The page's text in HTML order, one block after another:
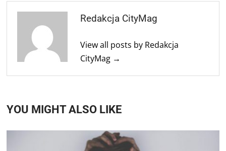
Redakcja CityMag
View all posts by Redakcja
CityMag →
YOU MIGHT ALSO LIKE